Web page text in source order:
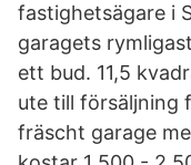
fastighetsägare i
garagets
ett bud. 11,5
ute till försäljning
fräscht garage